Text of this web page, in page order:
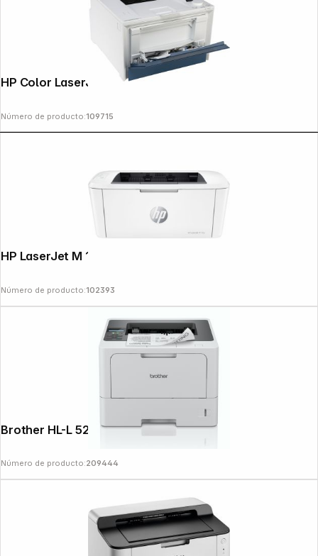
HP Color LaserJet Pro 4202 dw
Número de producto:109715
HP LaserJet M 110 w
Número de producto:102393
Brother HL-L 5210 DN
Número de producto:209444